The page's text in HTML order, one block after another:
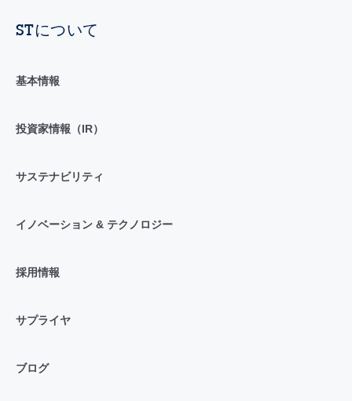
STについて
基本情報
投資家情報（IR）
サステナビリティ
イノベーション & テクノロジー
採用情報
サプライヤ
ブログ